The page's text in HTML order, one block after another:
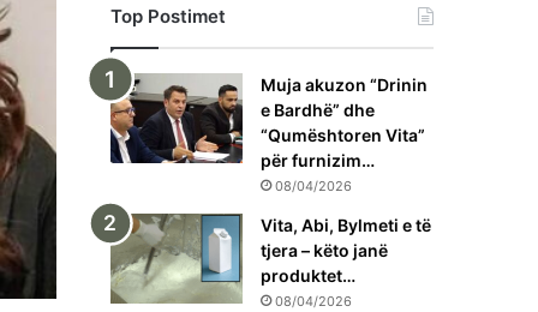
Top Postimet
Muja akuzon “Drinin
e Bardhë” dhe
“Qumështoren Vita”
për furnizim…
08/04/2026
Vita, Abi, Bylmeti e të
tjera – këto janë
produktet…
08/04/2026